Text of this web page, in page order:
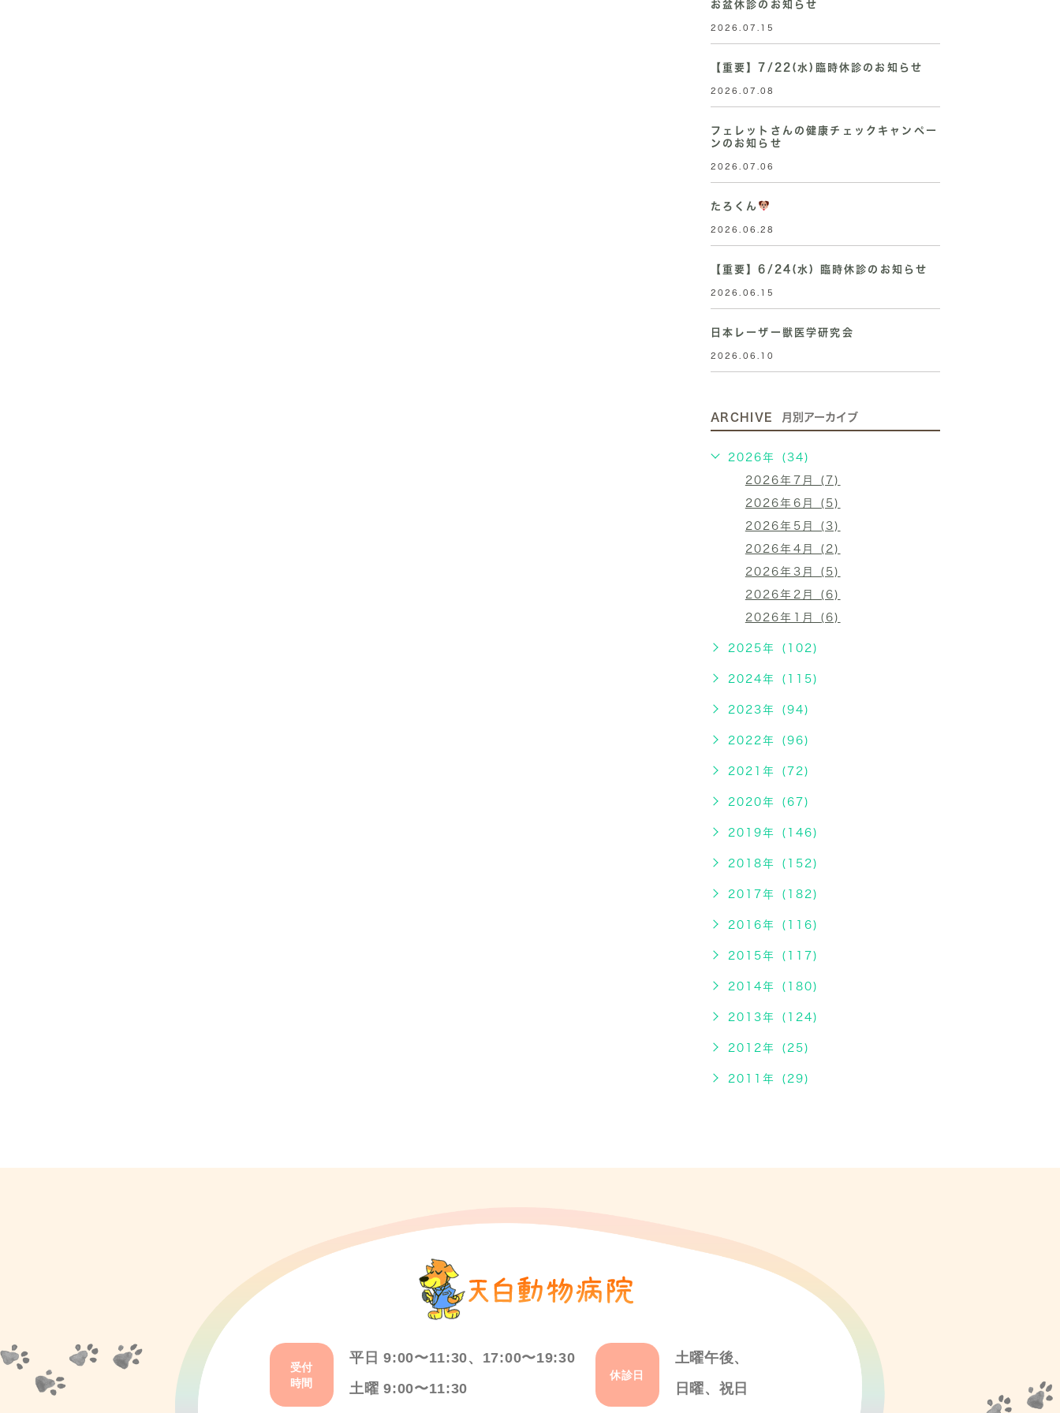
お盆休診のお知らせ
2026.07.15
【重要】7/22(水)臨時休診のお知らせ
2026.07.08
フェレットさんの健康チェックキャンペー
ンのお知らせ
2026.07.06
たろくん
2026.06.28
【重要】6/24(水) 臨時休診のお知らせ
2026.06.15
日本レーザー獣医学研究会
2026.06.10
ARCHIVE 月別アーカイブ
2026年 (34)
2026年7月 (7)
2026年6月 (5)
2026年5月 (3)
2026年4月 (2)
2026年3月 (5)
2026年2月 (6)
2026年1月 (6)
2025年 (102)
2024年 (115)
2023年 (94)
2022年 (96)
2021年 (72)
2020年 (67)
2019年 (146)
2018年 (152)
2017年 (182)
2016年 (116)
2015年 (117)
2014年 (180)
2013年 (124)
2012年 (25)
2011年 (29)
受付
時間
平日 9:00〜11:30、17:00〜19:30
土曜 9:00〜11:30
休診日
土曜午後、
日曜、祝日